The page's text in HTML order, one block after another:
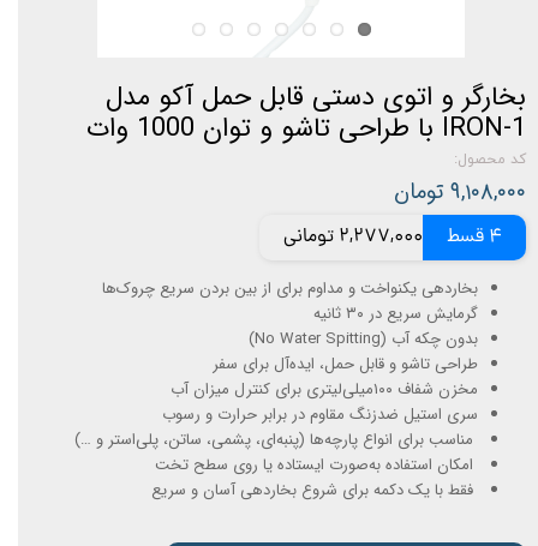
بخارگر و اتوی دستی قابل حمل آکو مدل
IRON-1 با طراحی تاشو و توان 1000 وات
کد محصول:
۹,۱۰۸,۰۰۰ تومان
4 قسط 2,277,000 تومانی
بخاردهی یکنواخت و مداوم برای از بین بردن سریع چروک‌ها
گرمایش سریع در ۳۰ ثانیه
بدون چکه آب (No Water Spitting)
طراحی تاشو و قابل حمل، ایده‌آل برای سفر
مخزن شفاف ۱۰۰میلی‌لیتری برای کنترل میزان آب
سری استیل ضدزنگ مقاوم در برابر حرارت و رسوب
مناسب برای انواع پارچه‌ها (پنبه‌ای، پشمی، ساتن، پلی‌استر و …)
امکان استفاده به‌صورت ایستاده یا روی سطح تخت
فقط با یک دکمه برای شروع بخاردهی آسان و سریع